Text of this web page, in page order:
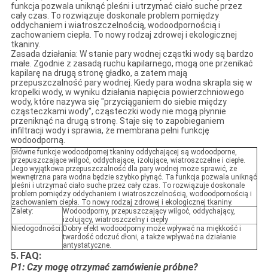
funkcja pozwala uniknąć pleśni i utrzymać ciało suche przez
cały czas. To rozwiązuje doskonale problem pomiędzy
oddychaniem i wiatroszczelnością, wodoodpornością i
zachowaniem ciepła. To nowy rodzaj zdrowej i ekologicznej
tkaniny.
Zasada działania: W stanie pary wodnej cząstki wody są bardzo
małe. Zgodnie z zasadą ruchu kapilarnego, mogą one przenikać
kapilarę na drugą stronę gładko, a zatem mają
przepuszczalność pary wodnej. Kiedy para wodna skrapla się w
kropelki wody, w wyniku działania napięcia powierzchniowego
wody, które nazywa się "przyciąganiem do siebie między
cząsteczkami wody", cząsteczki wody nie mogą płynnie
przeniknąć na drugą stronę. Staje się to zapobieganiem
infiltracji wody i sprawia, że ​​membrana pełni funkcję
wodoodporną.
Główne funkcje wodoodpornej tkaniny oddychającej są wodoodporne,
przepuszczające wilgoć, oddychające, izolujące, wiatroszczelne i ciepłe.
Jego wyjątkowa przepuszczalność dla pary wodnej może sprawić, że
wewnętrzna para wodna będzie szybko płynąć. Ta funkcja pozwala uniknąć
pleśni i utrzymać ciało suche przez cały czas. To rozwiązuje doskonale
problem pomiędzy oddychaniem i wiatroszczelnością, wodoodpornością i
zachowaniem ciepła. To nowy rodzaj zdrowej i ekologicznej tkaniny.
Zalety:
Wodoodporny, przepuszczający wilgoć, oddychający,
izolujący, wiatroszczelny i ciepły
Niedogodności: Dobry efekt wodoodporny może wpływać na miękkość i
twardość odczuć dłoni, a także wpływać na działanie
antystatyczne.
5. FAQ:
P1: Czy mogę otrzymać zamówienie próbne?